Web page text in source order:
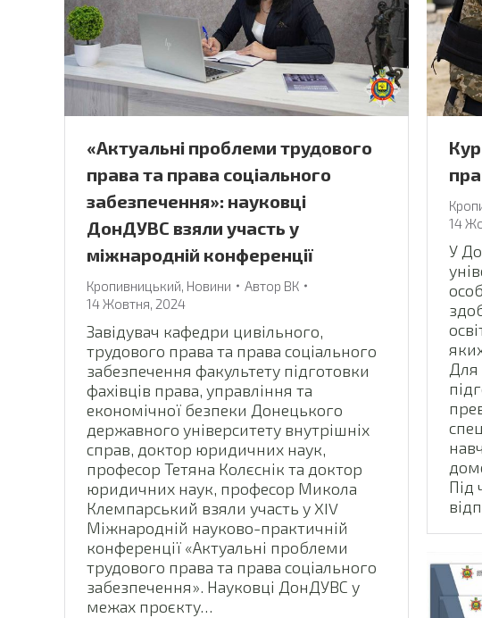
«Актуальні проблеми трудового
права та права соціального
забезпечення»: науковці
ДонДУВС взяли участь у
міжнародній конференції
Кропивницький, Новини Автор ВК
14 Жовтня, 2024
Завідувач кафедри цивільного,
трудового права та права соціального
забезпечення факультету підготовки
фахівців права, управління та
економічної безпеки Донецького
державного університету внутрішніх
справ, доктор юридичних наук,
професор Тетяна Колєснік та доктор
юридичних наук, професор Микола
Клемпарський взяли участь у XIV
Міжнародній науково-практичній
конференції «Актуальні проблеми
трудового права та права соціального
забезпечення». Науковці ДонДУВС у
межах проєкту…
14
У
Для
Під